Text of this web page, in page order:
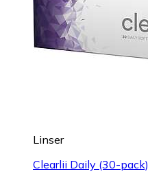
Linser
Clearlii Daily (30-pack)